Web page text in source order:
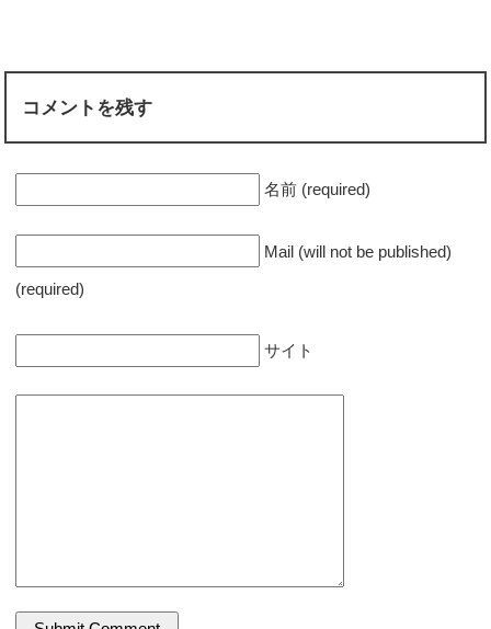
コメントを残す
名前 (required)
Mail (will not be published)
(required)
サイト